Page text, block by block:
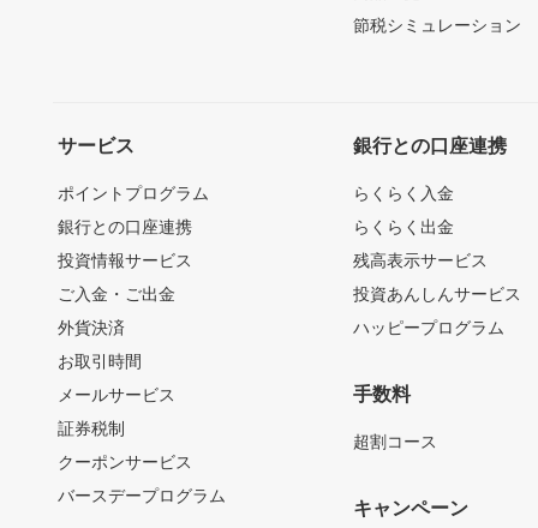
節税シミュレーション
サービス
ポイントプログラム
銀行との口座連携
投資情報サービス
ご入金・ご出金
外貨決済
お取引時間
メールサービス
証券税制
クーポンサービス
バースデープログラム
銀行との口座連携
らくらく入金
らくらく出金
残高表示サービス
投資あんしんサービス
ハッピープログラム
手数料
超割コース
キャンペーン